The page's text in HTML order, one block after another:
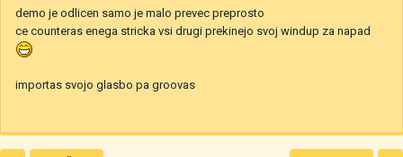
demo je odlicen samo je malo prevec preprosto
ce counteras enega stricka vsi drugi prekinejo svoj windup za napad
importas svojo glasbo pa groovas